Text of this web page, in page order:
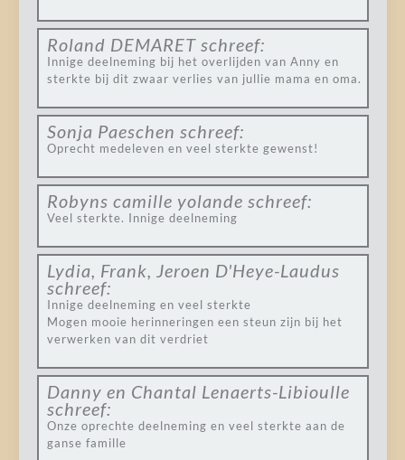
Roland DEMARET schreef:
Innige deelneming bij het overlijden van Anny en
sterkte bij dit zwaar verlies van jullie mama en oma.
Sonja Paeschen schreef:
Oprecht medeleven en veel sterkte gewenst!
Robyns camille yolande schreef:
Veel sterkte. Innige deelneming
Lydia, Frank, Jeroen D'Heye-Laudus
schreef:
Innige deelneming en veel sterkte
Mogen mooie herinneringen een steun zijn bij het
verwerken van dit verdriet
Danny en Chantal Lenaerts-Libioulle
schreef:
Onze oprechte deelneming en veel sterkte aan de
ganse famille